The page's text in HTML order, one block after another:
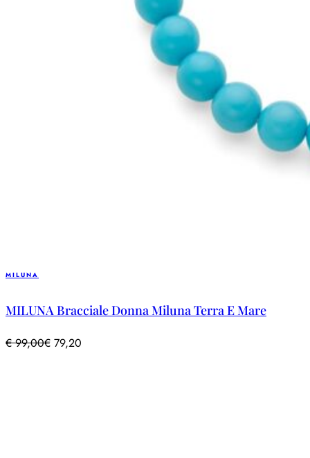
MILUNA
MILUNA Bracciale Donna Miluna Terra E Mare
€99,00€ 79,20